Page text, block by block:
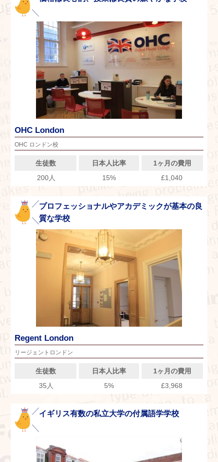
OHC London
OHC ロンドン校
生徒数 日本人比率
1ヶ月の費用
200人
15% £1,040
プロフェッショナルやアカデミックが基本の良
質な学校
Regent London
リージェントロンドン
生徒数 日本人比率
1ヶ月の費用
35人
5% £3,968
イギリス有数の私立大学の付属語学学校